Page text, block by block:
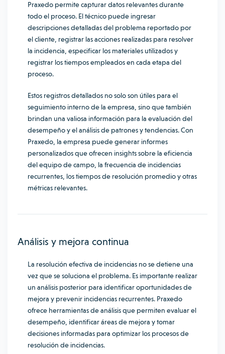
Praxedo permite capturar datos relevantes durante
todo el proceso. El técnico puede ingresar
descripciones detalladas del problema reportado por
el cliente, registrar las acciones realizadas para resolver
la incidencia, especificar los materiales utilizados y
registrar los tiempos empleados en cada etapa del
proceso.
Estos registros detallados no solo son útiles para el
seguimiento interno de la empresa, sino que también
brindan una valiosa información para la evaluación del
desempeño y el análisis de patrones y tendencias. Con
Praxedo, la empresa puede generar informes
personalizados que ofrecen insights sobre la eficiencia
del equipo de campo, la frecuencia de incidencias
recurrentes, los tiempos de resolución promedio y otras
métricas relevantes.
Análisis y mejora continua
La resolución efectiva de incidencias no se detiene una
vez que se soluciona el problema. Es importante realizar
un análisis posterior para identificar oportunidades de
mejora y prevenir incidencias recurrentes. Praxedo
ofrece herramientas de análisis que permiten evaluar el
desempeño, identificar áreas de mejora y tomar
decisiones informadas para optimizar los procesos de
resolución de incidencias.